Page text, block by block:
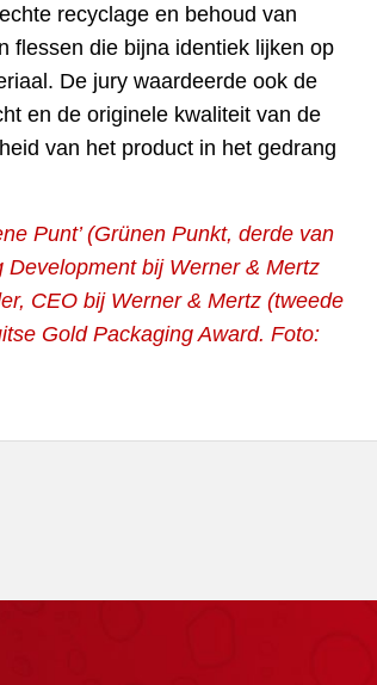
recyclage en behoud van
flessen die bijna identiek lijken op
De jury waardeerde ook de
en de originele kwaliteit van de
van het product in het gedrang
Punt’ (Grünen Punkt, derde van
bij Werner & Mertz
CEO bij Werner & Mertz (tweede
Gold Packaging Award. Foto: